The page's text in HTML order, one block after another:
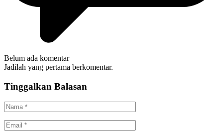
Belum ada komentar
Jadilah yang pertama berkomentar.
Tinggalkan Balasan